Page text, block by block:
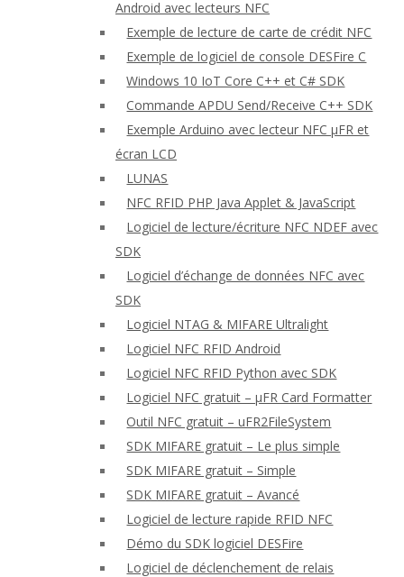
Android avec lecteurs NFC
Exemple de lecture de carte de crédit NFC
Exemple de logiciel de console DESFire C
Windows 10 IoT Core C++ et C# SDK
Commande APDU Send/Receive C++ SDK
Exemple Arduino avec lecteur NFC μFR et
écran LCD
LUNAS
NFC RFID PHP Java Applet & JavaScript
Logiciel de lecture/écriture NFC NDEF avec
SDK
Logiciel d’échange de données NFC avec
SDK
Logiciel NTAG & MIFARE Ultralight
Logiciel NFC RFID Android
Logiciel NFC RFID Python avec SDK
Logiciel NFC gratuit – μFR Card Formatter
Outil NFC gratuit – uFR2FileSystem
SDK MIFARE gratuit – Le plus simple
SDK MIFARE gratuit – Simple
SDK MIFARE gratuit – Avancé
Logiciel de lecture rapide RFID NFC
Démo du SDK logiciel DESFire
Logiciel de déclenchement de relais